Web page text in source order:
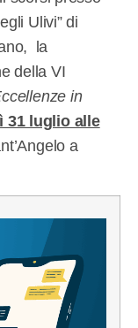
Ulivi” di
la
della VI
in
31 luglio alle
a